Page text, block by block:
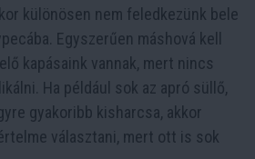
különösen nem feledkezünk bele
Egyszerűen máshová kell
kapásaink vannak, mert nincs
Ha például sok az apró süllő,
gyakoribb kisharcsa, akkor
választani, mert ott is sok